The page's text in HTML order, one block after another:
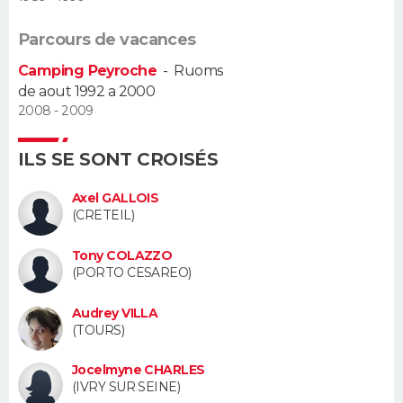
Alimentation
Guide de la santé
Maladies
Médicaments
Sommeil
VOYAGE
Destinations
City break
Voyage nature
Voyage de noces
Forum
Climat
+
PHOTO
BONS PLANS
CARTE DE VOEUX
DICTIONNAIRE
Dictionnaire
Biographies
Citations
Expressions
Proverbes
PROGRAMME TV
COPAINS D'AVANT
S'inscrire
Se connecter
Lycées
Collèges
Primaires
Universités
Entreprises
Service militaire
Avis de recherche
AVIS DE DÉCÈS
Parcours de vacances
Camping Peyroche - Ruoms
de aout 1992 a 2000
2008 - 2009
ILS SE SONT CROISÉS
Axel GALLOIS
(CRETEIL)
Tony COLAZZO
(PORTO CESAREO)
Audrey VILLA
(TOURS)
Jocelmyne CHARLES
(IVRY SUR SEINE)